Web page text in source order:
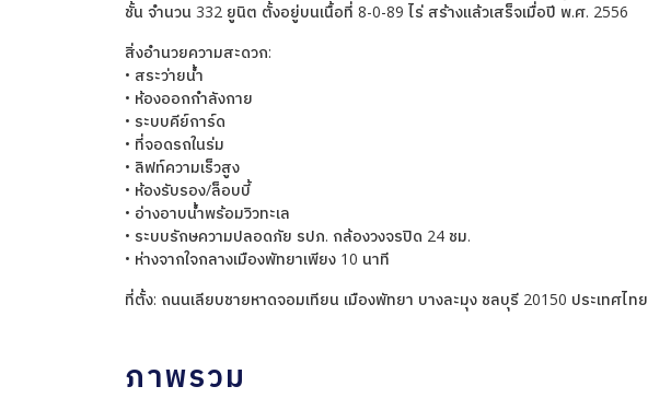
ชั้น จำนวน 332 ยูนิต ตั้งอยู่บนเนื้อที่ 8-0-89 ไร่ สร้างแล้วเสร็จเมื่อปี พ.ศ. 2556
สิ่งอำนวยความสะดวก:
• สระว่ายน้ำ
• ห้องออกกำลังกาย
• ระบบคีย์การ์ด
• ที่จอดรถในร่ม
• ลิฟท์ความเร็วสูง
• ห้องรับรอง/ล็อบบี้
• อ่างอาบน้ำพร้อมวิวทะเล
• ระบบรักษความปลอดภัย รปภ. กล้องวงจรปิด 24 ชม.
• ห่างจากใจกลางเมืองพัทยาเพียง 10 นาที
ที่ตั้ง: ถนนเลียบชายหาดจอมเทียน เมืองพัทยา บางละมุง ชลบุรี 20150 ประเทศไทย
ภาพรวม